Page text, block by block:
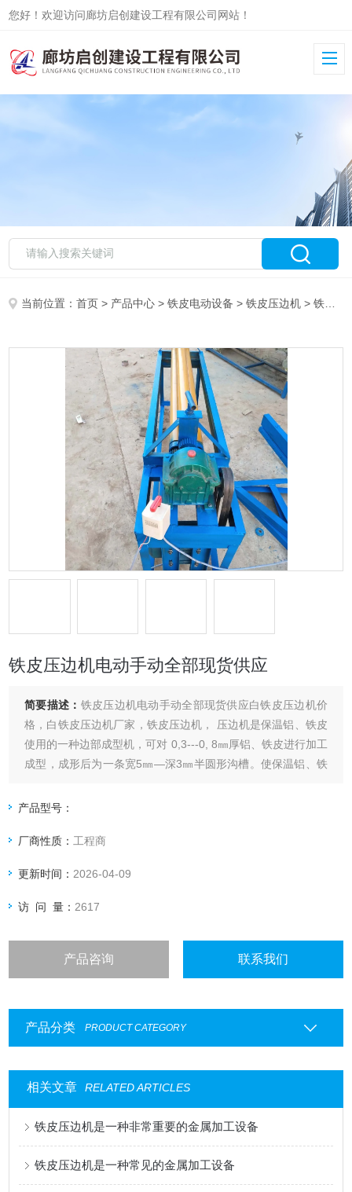
您好！欢迎访问廊坊启创建设工程有限公司网站！
当前位置：首页 > 产品中心 >铁皮电动设备 >铁皮压边机 > 铁皮压边机电动手动全部现货供应
铁皮压边机电动手动全部现货供应
简要描述： 铁皮压边机电动手动全部现货供应白铁皮压边机价
格，白铁皮压边机厂家，铁皮压边机， 压边机是保温铝、铁皮
使用的一种边部成型机，可对 0,3---0, 8㎜厚铝、铁皮进行加工
成型，成形后为一条宽5㎜—深3㎜半圆形沟槽。使保温铝、铁
机，风管辘骨机。是一种多功能的机种，主要用于板材连接和
状的骨型。加
产品型号：
厂商性质： 工程商
更新时间： 2026-04-09
访 问 量： 2617
产品咨询 联系我们
产品分类 PRODUCT CATEGORY
相关文章 RELATED ARTICLES
铁皮压边机是一种非常重要的金属加工设备
铁皮压边机是一种常见的金属加工设备